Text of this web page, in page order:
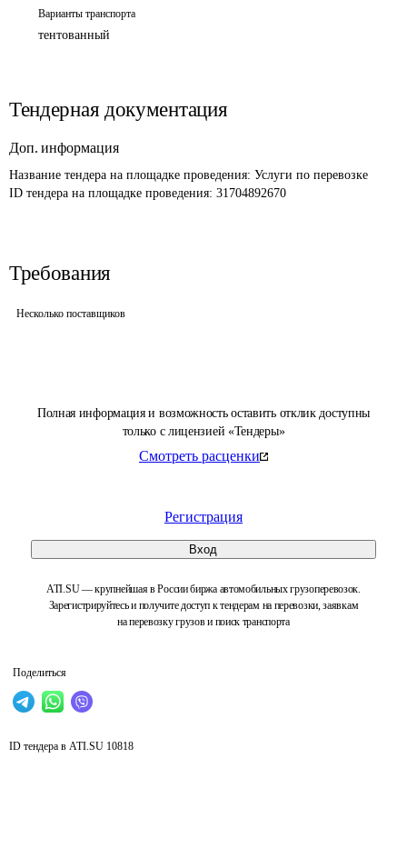
Полная информация и возможность оставить отклик доступны
только с лицензией «Тендеры»
Смотреть расценки
Регистрация
Вход
ATI.SU — крупнейшая в России биржа автомобильных грузоперевозок.
Зарегистрируйтесь и получите доступ к тендерам на перевозки, заявкам
на перевозку грузов и поиск транспорта
Поделиться
Варианты транспорта
тентованный
Тендерная документация
Доп. информация
Название тендера на площадке проведения: Услуги по перевозке
ID тендера на площадке проведения: 31704892670
Требования
Несколько поставщиков
ID тендера в ATI.SU 10818